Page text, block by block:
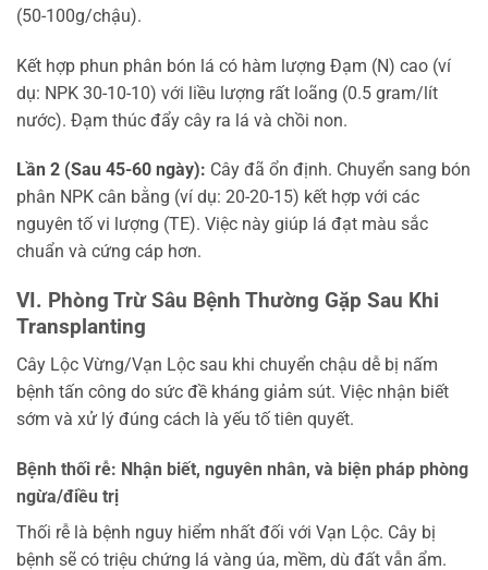
(50-100g/chậu).
Kết hợp phun phân bón lá có hàm lượng Đạm (N) cao (ví
dụ: NPK 30-10-10) với liều lượng rất loãng (0.5 gram/lít
nước). Đạm thúc đẩy cây ra lá và chồi non.
Lần 2 (Sau 45-60 ngày): Cây đã ổn định. Chuyển sang bón
phân NPK cân bằng (ví dụ: 20-20-15) kết hợp với các
nguyên tố vi lượng (TE). Việc này giúp lá đạt màu sắc
chuẩn và cứng cáp hơn.
VI. Phòng Trừ Sâu Bệnh Thường Gặp Sau Khi
Transplanting
Cây Lộc Vừng/Vạn Lộc sau khi chuyển chậu dễ bị nấm
bệnh tấn công do sức đề kháng giảm sút. Việc nhận biết
sớm và xử lý đúng cách là yếu tố tiên quyết.
Bệnh thối rễ: Nhận biết, nguyên nhân, và biện pháp phòng
ngừa/điều trị
Thối rễ là bệnh nguy hiểm nhất đối với Vạn Lộc. Cây bị
bệnh sẽ có triệu chứng lá vàng úa, mềm, dù đất vẫn ẩm.